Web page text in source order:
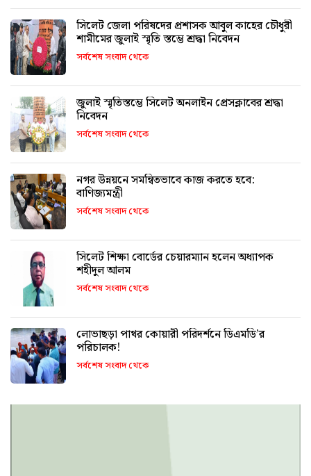
সিলেট জেলা পরিষদের প্রশাসক আবুল কাহের চৌধুরী
শামীমের জুলাই স্মৃতি স্তম্ভে শ্রদ্ধা নিবেদন
সর্বশেষ সংবাদ থেকে
জুলাই স্মৃতিস্তম্ভে সিলেট অনলাইন প্রেসক্লাবের শ্রদ্ধা
নিবেদন
সর্বশেষ সংবাদ থেকে
নগর উন্নয়নে সমন্বিতভাবে কাজ করতে হবে:
বাণিজ্যমন্ত্রী
সর্বশেষ সংবাদ থেকে
সিলেট শিক্ষা বোর্ডের চেয়ারম্যান হলেন অধ্যাপক
শহীদুল আলম
সর্বশেষ সংবাদ থেকে
লোভাছড়া পাথর কোয়ারী পরিদর্শনে ডিএমডি’র
পরিচালক!
সর্বশেষ সংবাদ থেকে